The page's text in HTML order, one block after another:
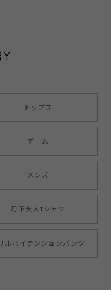
トップス
デニム
メンズ
月下美人Tシャツ
ルハイテンションパンツ